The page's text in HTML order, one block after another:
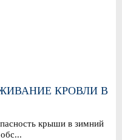
КРОВЛИ В
крыши в зимний